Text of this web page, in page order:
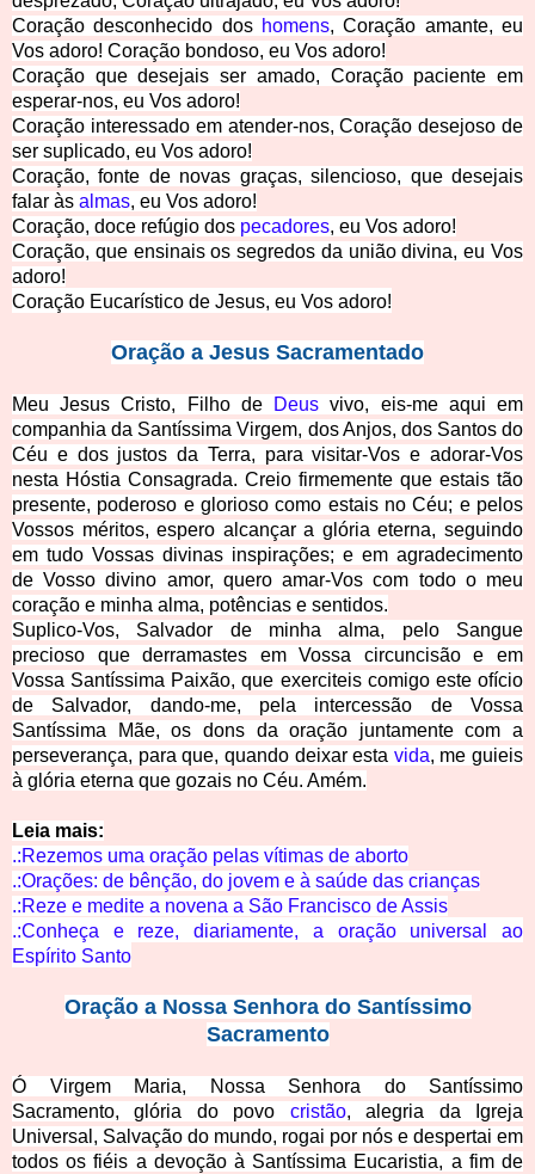
Coração desconhecido dos homens, Coração amante, eu
Vos adoro! Coração bondoso, eu Vos adoro!
Coração que desejais ser amado, Coração paciente em
esperar-nos, eu Vos adoro!
Coração interessado em atender-­nos, Coração desejoso de
ser suplicado, eu Vos adoro!
Coração, fonte de novas graças, silencioso, que desejais
falar às almas, eu Vos adoro!
Coração, doce refúgio dos pecadores, eu Vos adoro!
Coração, que ensinais os segredos da união divina, eu Vos
adoro!
Coração Eucarístico de Jesus, eu Vos adoro!
Oração a Jesus Sacramentado
Meu Jesus Cristo, Filho de Deus vivo, eis-­me aqui em
companhia da Santíssima Virgem, dos Anjos, dos Santos do
Céu e dos justos da Terra, para visitar-­Vos e adorar-Vos
nesta Hóstia Consagrada. Creio firmemente que estais tão
presente, poderoso e glorioso como estais no Céu; e pelos
Vossos méritos, espero alcançar a glória eterna, seguindo
em tudo Vossas divinas inspirações; e em agradecimento
de Vosso divino amor, quero amar-­Vos com todo o meu
coração e minha alma, potências e sentidos.
Suplico-­Vos, Salvador de minha alma, pelo Sangue
precioso que derramastes em Vossa circuncisão e em
Vossa Santíssima Paixão, que exerciteis comigo este ofício
de Salvador, dando-­me, pela intercessão de Vossa
Santíssima Mãe, os dons da oração juntamente com a
perseverança, para que, quando deixar esta vida, me guieis
à glória eterna que gozais no Céu. Amém.
Leia mais:
.:Rezemos uma oração pelas vítimas de aborto
.:Orações: de bênção, do jovem e à saúde das crianças
.:Reze e medite a novena a São Francisco de Assis
.:Conheça e reze, diariamente, a oração universal ao
Espírito Santo
Oração a Nossa Senhora do Santíssimo
Sacramento
Ó Virgem Maria, Nossa Senhora do Santíssimo
Sacramento, glória do povo cristão, alegria da Igreja
Universal, Salvação do mundo, rogai por nós e despertai em
todos os fiéis a devoção à Santíssima Eucaristia, a fim de